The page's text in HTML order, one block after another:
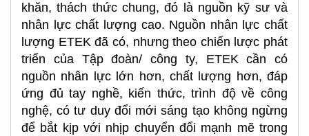
khăn, thách thức chung, đó là nguồn kỹ sư và
nhân lực chất lượng cao. Nguồn nhân lực chất
lượng ETEK đã có, nhưng theo chiến lược phát
triển của Tập đoàn/ công ty, ETEK cần có
nguồn nhân lực lớn hơn, chất lượng hơn, đáp
ứng đủ tay nghề, kiến thức, trình độ về công
nghệ, có tư duy đổi mới sáng tạo không ngừng
để bắt kịp với nhịp chuyển đổi mạnh mẽ trong